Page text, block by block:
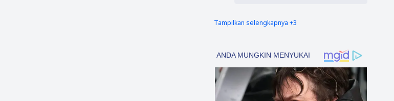
nias barat 90
Tampilkan selengkapnya +3